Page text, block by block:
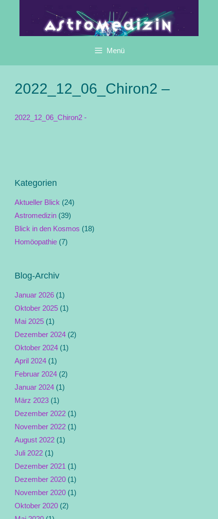
Menü
2022_12_06_Chiron2 –
2022_12_06_Chiron2 -
Kategorien
Aktueller Blick (24)
Astromedizin (39)
Blick in den Kosmos (18)
Homöopathie (7)
Blog-Archiv
Januar 2026 (1)
Oktober 2025 (1)
Mai 2025 (1)
Dezember 2024 (2)
Oktober 2024 (1)
April 2024 (1)
Februar 2024 (2)
Januar 2024 (1)
März 2023 (1)
Dezember 2022 (1)
November 2022 (1)
August 2022 (1)
Juli 2022 (1)
Dezember 2021 (1)
Dezember 2020 (1)
November 2020 (1)
Oktober 2020 (2)